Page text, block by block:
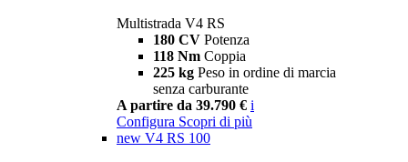
Multistrada V4 RS
180 CV Potenza
118 Nm Coppia
225 kg Peso in ordine di marcia
senza carburante
A partire da 39.790 € i
Configura Scopri di più
new V4 RS 100